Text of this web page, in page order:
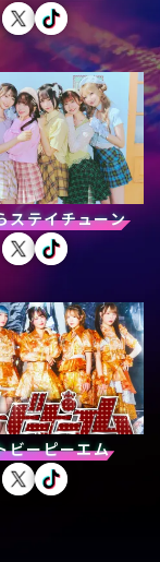
ステイチューン
ビーピーエム